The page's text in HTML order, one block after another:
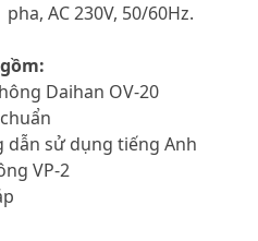
AC 230V, 50/60Hz.
Daihan OV-20
dẫn sử dụng tiếng Anh
VP-2